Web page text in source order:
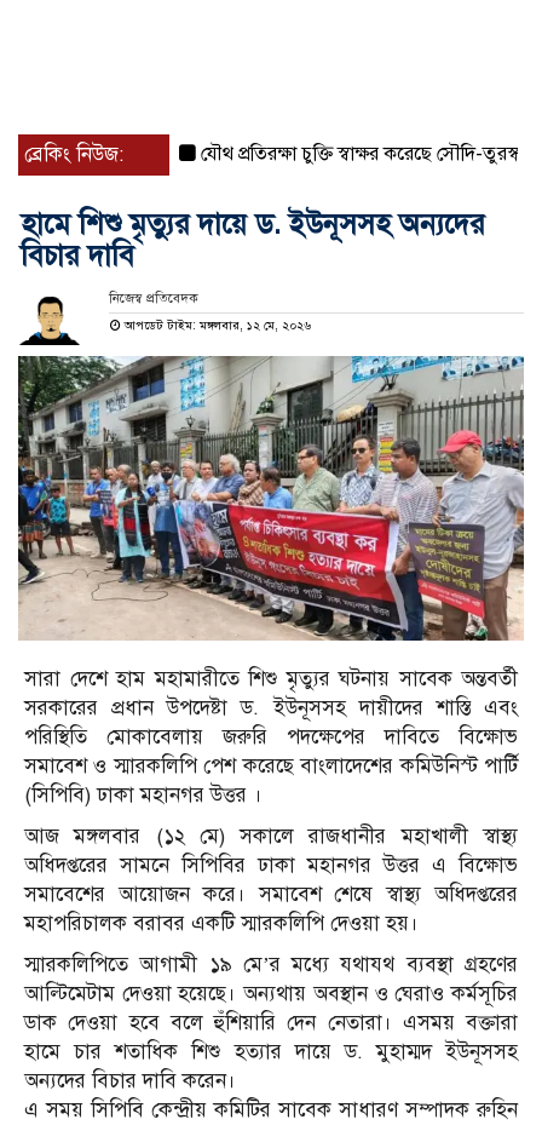
ব্রেকিং নিউজ: যৌথ প্রতিরক্ষা চুক্তি স্বাক্ষর করেছে সৌদি-তুরস্ক-
হামে শিশু মৃত্যুর দায়ে ড. ইউনূসসহ অন্যদের
বিচার দাবি
নিজেস্ব প্রতিবেদক
আপডেট টাইম: মঙ্গলবার, ১২ মে, ২০২৬
সারা দেশে হাম মহামারীতে শিশু মৃত্যুর ঘটনায় সাবেক অন্তবর্তী
সরকারের প্রধান উপদেষ্টা ড. ইউনূসসহ দায়ীদের শাস্তি এবং
পরিস্থিতি মোকাবেলায় জরুরি পদক্ষেপের দাবিতে বিক্ষোভ
সমাবেশ ও স্মারকলিপি পেশ করেছে বাংলাদেশের কমিউনিস্ট পার্টি
(সিপিবি) ঢাকা মহানগর উত্তর ।
আজ মঙ্গলবার (১২ মে) সকালে রাজধানীর মহাখালী স্বাস্থ্য
অধিদপ্তরের সামনে সিপিবির ঢাকা মহানগর উত্তর এ বিক্ষোভ
সমাবেশের আয়োজন করে। ‎সমাবেশ শেষে স্বাস্থ্য অধিদপ্তরের
মহাপরিচালক বরাবর একটি স্মারকলিপি দেওয়া হয়।
স্মারকলিপিতে আগামী ১৯ মে’র মধ্যে যথাযথ ব্যবস্থা গ্রহণের
আল্টিমেটাম দেওয়া হয়েছে। অন্যথায় অবস্থান ও ঘেরাও কর্মসূচির
ডাক দেওয়া হবে বলে হুঁশিয়ারি দেন নেতারা। এসময় বক্তারা
হামে চার শতাধিক শিশু হত্যার দায়ে ড. মুহাম্মদ ইউনূসসহ
অন্যদের বিচার দাবি করেন।
এ সময় সিপিবি কেন্দ্রীয় কমিটির সাবেক সাধারণ সম্পাদক রুহিন